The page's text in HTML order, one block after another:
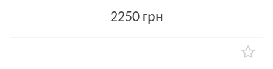
2250 грн